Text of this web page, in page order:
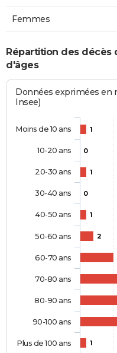
Femmes
Répartition des décès
d'âges
Données exprimées en
Insee)
1
0
1
0
1
2
1
Moins de 10 ans
10-20 ans
20-30 ans
30-40 ans
40-50 ans
50-60 ans
60-70 ans
70-80 ans
80-90 ans
90-100 ans
Plus de 100 ans